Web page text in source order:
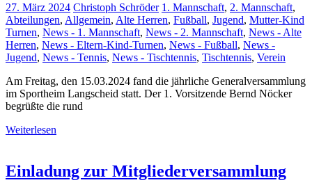
27. März 2024 Christoph Schröder 1. Mannschaft, 2. Mannschaft,
Abteilungen, Allgemein, Alte Herren, Fußball, Jugend, Mutter-Kind
Turnen, News - 1. Mannschaft, News - 2. Mannschaft, News - Alte
Herren, News - Eltern-Kind-Turnen, News - Fußball, News -
Jugend, News - Tennis, News - Tischtennis, Tischtennis, Verein
Am Freitag, den 15.03.2024 fand die jährliche Generalversammlung
im Sportheim Langscheid statt. Der 1. Vorsitzende Bernd Nöcker
begrüßte die rund
Weiterlesen
Einladung zur Mitgliederversammlung